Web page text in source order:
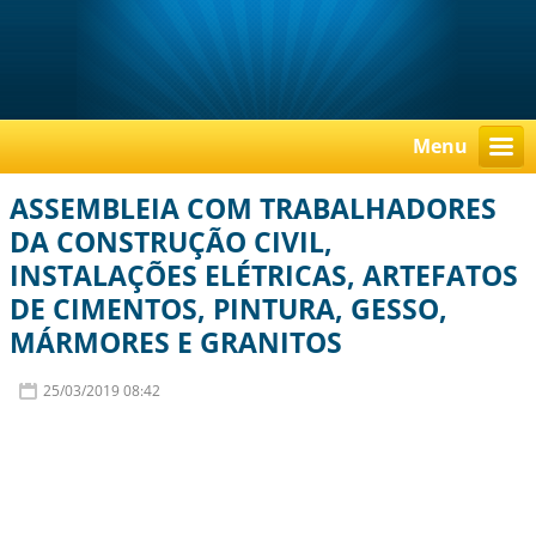
Menu
ASSEMBLEIA COM TRABALHADORES
DA CONSTRUÇÃO CIVIL,
INSTALAÇÕES ELÉTRICAS, ARTEFATOS
DE CIMENTOS, PINTURA, GESSO,
MÁRMORES E GRANITOS
25/03/2019 08:42